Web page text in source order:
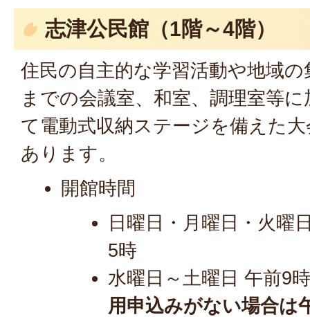
志津公民館（1階～4階）
住民の自主的な学習活動や地域
までの会議室、和室、調理室等
て電動式収納ステージを備えた
あります。
開館時間
日曜日・月曜日・火曜
5時
水曜日～土曜日 午前9
用申込みがない場合は